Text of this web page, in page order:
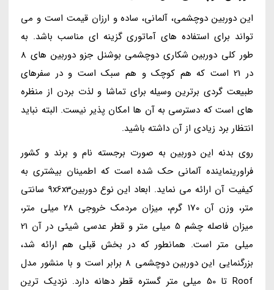
این دوربین دوچشمی، آلمانی، ساده و ارزان قیمت است و می
تواند برای استفاده های آماتوری گزینه ای مناسب باشد. به
طور کلی دوربین شکاری دوچشمی بوشنل جزو دوربین های 8
در 21 است که هم کوچک و هم سبک است و در سفرهای
طبیعت گردی برترین وسیله برای تماشا و لذت بردن از منظره
های است که دسترسی به آن ها امکان پذیر نیست. البته نباید
انتظار برد زیادی از آن داشته باشید.
روی بدنه این دوربین به صورت برجسته نام و برند و کشور
فراورینماینده آلمانی حک شده است که اطمینان بیشتری به
کیفیت آن ارائه می نماید. ابعاد این نوع دوربین9x6x3 سانتی
متر، وزن آن 170 گرم، میزان مردمک خروجی 28 میلی متر،
میزان فاصله چشم 5 میلی متر و قطر عدسی شیئی در آن 21
میلی متر است. همانطور که در بخش قبلی هم ارائه شد،
بزرگنمایی این دوربین دوچشمی 8 برابر است و با منشور مدل
Roof تا 50 میلی متر گستره قطر دهانه دارد. نزدیک ترین